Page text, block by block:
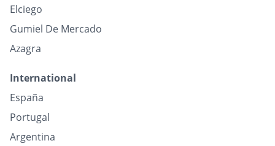
Elciego
Gumiel De Mercado
Azagra
International
España
Portugal
Argentina